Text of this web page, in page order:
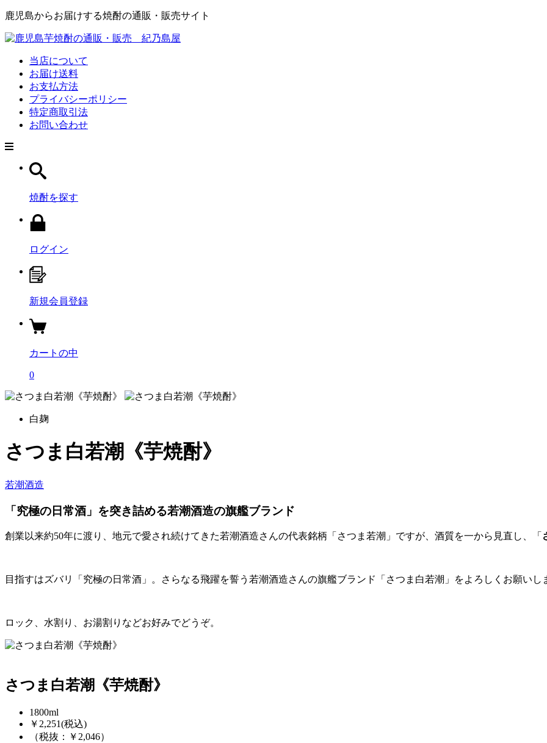
鹿児島からお届けする焼酎の通販・販売サイト
当店について
お届け送料
お支払方法
プライバシーポリシー
特定商取引法
お問い合わせ
焼酎を探す
ログイン
新規会員登録
カートの中
0
白麹
さつま白若潮《芋焼酎》
若潮酒造
「究極の日常酒」を突き詰める若潮酒造の旗艦ブランド
創業以来約50年に渡り、地元で愛され続けてきた若潮酒造さんの代表銘柄「さつま若潮」ですが、酒質を一から見直し、「
目指すはズバリ「究極の日常酒」。さらなる飛躍を誓う若潮酒造さんの旗艦ブランド「さつま白若潮」をよろしくお願いし
ロック、水割り、お湯割りなどお好みでどうぞ。
さつま白若潮《芋焼酎》
1800ml
￥2,251(税込)
（税抜：￥2,046）